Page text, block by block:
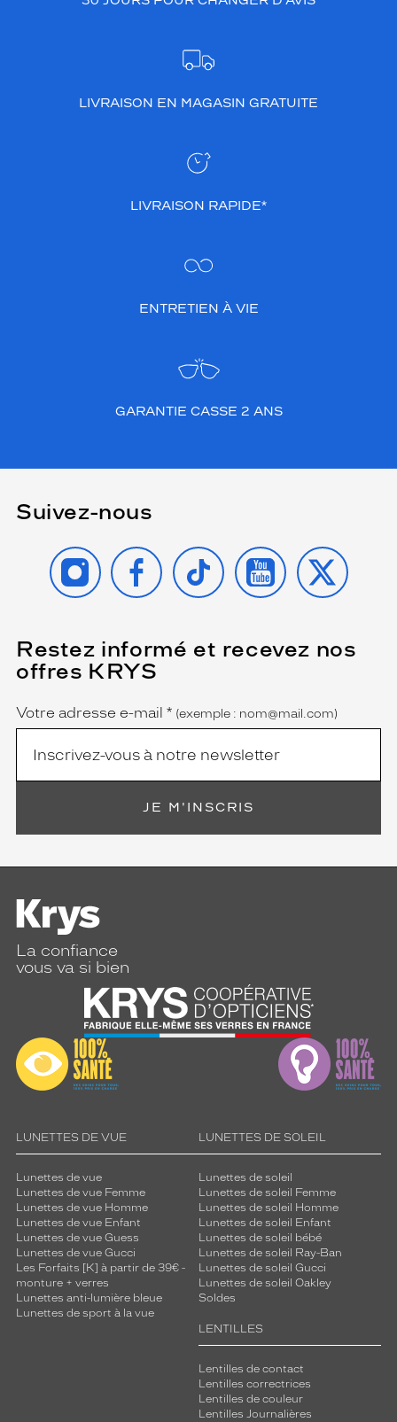
LIVRAISON EN MAGASIN GRATUITE
LIVRAISON RAPIDE*
ENTRETIEN À VIE
GARANTIE CASSE 2 ANS
Suivez-nous
INSTAGRAMFACEBOOK
TIKTOK YOUTUBE
X
Restez informé et recevez nos
offres KRYS
Name
Votre adresse e-mail *
(Ce
champ
est
obligatoire)
(exemple : nom@mail.com)
JE M'INSCRIS
La confiance
vous va si bien
LUNETTES DE VUE
Lunettes de vue
Lunettes de vue Femme
Lunettes de vue Homme
Lunettes de vue Enfant
Lunettes de vue Guess
Lunettes de vue Gucci
Les Forfaits [K] à partir de 39€ -
monture + verres
Lunettes anti-lumière bleue
Lunettes de sport à la vue
LUNETTES DE SOLEIL
Lunettes de soleil
Lunettes de soleil Femme
Lunettes de soleil Homme
Lunettes de soleil Enfant
Lunettes de soleil bébé
Lunettes de soleil Ray-Ban
Lunettes de soleil Gucci
Lunettes de soleil Oakley
Soldes
LENTILLES
Lentilles de contact
Lentilles correctrices
Lentilles de couleur
Lentilles Journalières